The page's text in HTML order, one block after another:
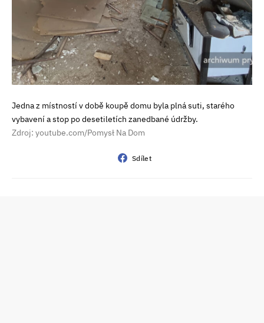
Jedna z místností v době koupě domu byla plná suti, starého
vybavení a stop po desetiletích zanedbané údržby.
Zdroj: youtube.com/Pomysł Na Dom
Sdílet